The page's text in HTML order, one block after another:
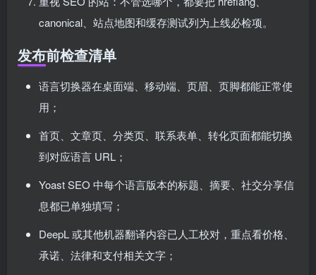
canonical、站点地图和缓存测试列为上线必检项。
发布前检查清单
语言切换器在桌面端、移动端、页眉、页脚都能正常使
用；
首页、文章页、分类页、联系表单、转化页面都能切换
到对应语言 URL；
Yoast SEO 中每个语言版本的标题、摘要、社交分享信
息都已单独填写；
DeepL 或其他机器翻译内容已人工校对，重点看价格、
承诺、法律和支付相关文字；